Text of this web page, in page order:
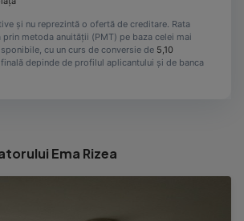
și nu reprezintă o ofertă de creditare. Rata
prin metoda anuității (PMT) pe baza celei mai
cu un curs de conversie de 5,10
finală depinde de profilul aplicantului și de banca
Ema Rizea